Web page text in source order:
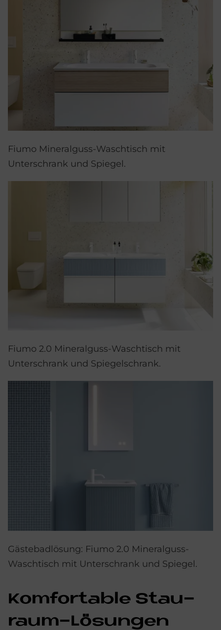
Fiumo Mineralguss-Waschtisch mit
Unterschrank und Spiegel.
Fiumo 2.0 Mineralguss-Waschtisch mit
Unterschrank und Spiegelschrank.
Gästebadlösung: Fiumo 2.0 Mineralguss-
Waschtisch mit Unterschrank und Spiegel.
Kom­for­ta­b­le Stau­
raum-Lö­sun­gen